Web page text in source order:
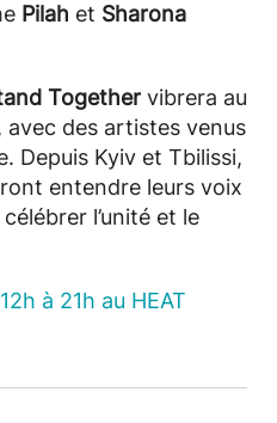
Pilah et Sharona
Together vibrera au
des artistes venus
Depuis Kyiv et Tbilissi,
entendre leurs voix
l’unité et le
à 21h au HEAT